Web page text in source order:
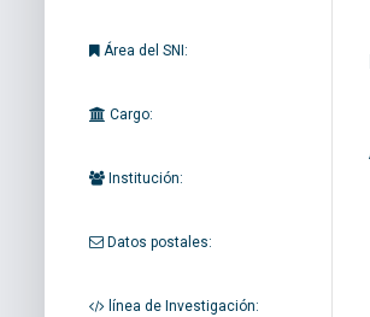
Área del SNI:
Cargo:
Institución:
Datos postales:
línea de Investigación: